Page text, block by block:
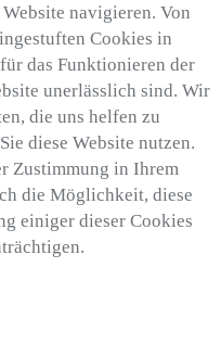
navigieren. Von
Cookies in
das Funktionieren der
unerlässlich sind. Wir
die uns helfen zu
diese Website nutzen.
Zustimmung in Ihrem
die Möglichkeit, diese
einiger dieser Cookies